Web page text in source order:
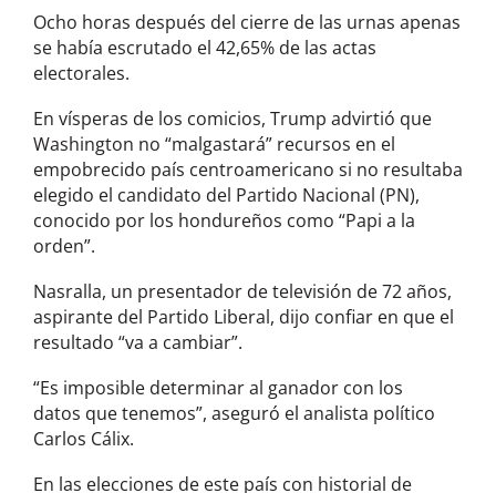
Ocho horas después del cierre de las urnas apenas
se había escrutado el 42,65% de las actas
electorales.
En vísperas de los comicios, Trump advirtió que
Washington no “malgastará” recursos en el
empobrecido país centroamericano si no resultaba
elegido el candidato del Partido Nacional (PN),
conocido por los hondureños como “Papi a la
orden”.
Nasralla, un presentador de televisión de 72 años,
aspirante del Partido Liberal, dijo confiar en que el
resultado “va a cambiar”.
“Es imposible determinar al ganador con los
datos que tenemos”, aseguró el analista político
Carlos Cálix.
En las elecciones de este país con historial de